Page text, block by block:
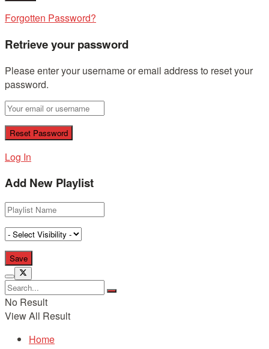
Forgotten Password?
Retrieve your password
Please enter your username or email address to reset your
password.
Log In
Add New Playlist
No Result
View All Result
Home